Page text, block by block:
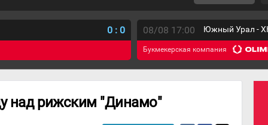
0 : 0 08/08 17:00 Южный Урал -
Букмекерская компания
над рижским "Динамо"